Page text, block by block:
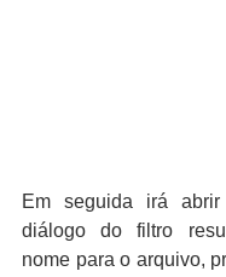
Em seguida irá
diálogo do filtro
nome para o arquivo,